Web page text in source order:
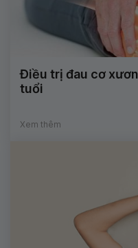
Điều trị đau cơ
tuổi
Xem thêm